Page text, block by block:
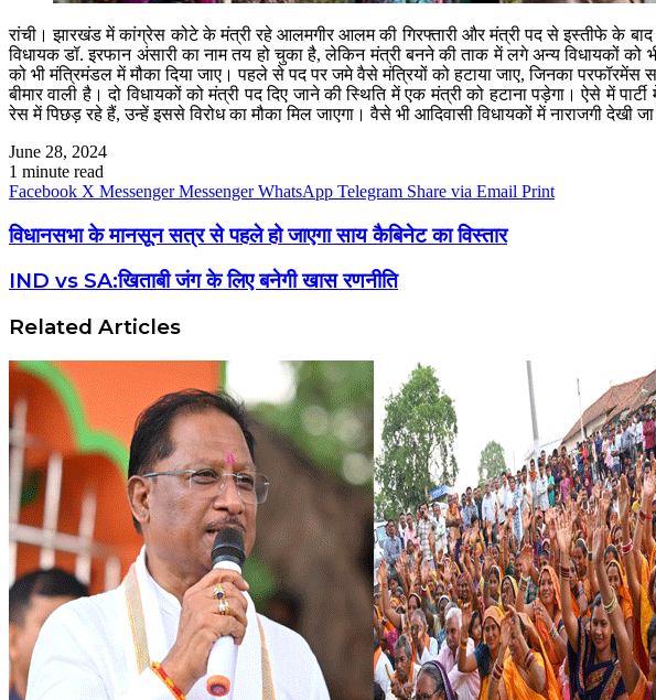
रांची। झारखंड में कांग्रेस कोटे के मंत्री रहे आलमगीर आलम की गिरफ्तारी और मंत्री पद से इस्तीफे के
विधायक डॉ. इरफान अंसारी का नाम तय हो चुका है, लेकिन मंत्री बनने की ताक में लगे अन्य विधायकों
को भी मंत्रिमंडल में मौका दिया जाए। पहले से पद पर जमे वैसे मंत्रियों को हटाया जाए, जिनका
बीमार वाली है। दो विधायकों को मंत्री पद दिए जाने की स्थिति में एक मंत्री को हटाना पड़ेगा। ऐसे में
रेस में पिछड़ रहे हैं, उन्हें इससे विरोध का मौका मिल जाएगा। वैसे भी आदिवासी विधायकों में नाराजगी
June 28, 2024
1 minute read
Facebook X Messenger Messenger WhatsApp Telegram Share via Email Print
विधानसभा के मानसून सत्र से पहले हो जाएगा साय कैबिनेट का विस्तार
IND vs SA:खिताबी जंग के लिए बनेगी खास रणनीति
Related Articles